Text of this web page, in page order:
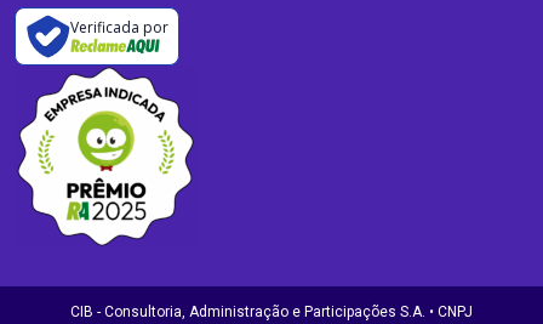
Verificada por
CIB - Consultoria, Administração e Participações S.A. • CNPJ